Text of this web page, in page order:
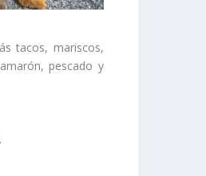
tacos, mariscos,
pescado y